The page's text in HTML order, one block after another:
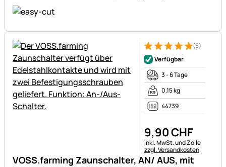
VOSS.farming Zaunschalter, AN/ AUS, mit
Bewertung: 5 von 5 (5
5 Bewertungen
(5)
Verfügbar
3 - 6 Tage
0,15 kg
44739
9,90CHF
Steuerhinweis:
inkl. MwSt. und Zölle
zzgl. Versandkosten